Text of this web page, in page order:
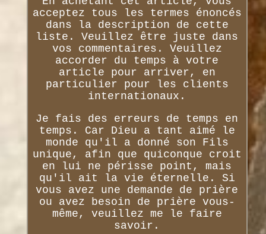
acceptez tous les termes énoncés
dans la description de cette
liste. Veuillez être juste dans
vos commentaires. Veuillez
accorder du temps à votre
article pour arriver, en
particulier pour les clients
internationaux.
Je fais des erreurs de temps en
temps. Car Dieu a tant aimé le
monde qu'il a donné son Fils
unique, afin que quiconque croit
en lui ne périsse point, mais
qu'il ait la vie éternelle. Si
vous avez une demande de prière
ou avez besoin de prière vous-
même, veuillez me le faire
savoir.